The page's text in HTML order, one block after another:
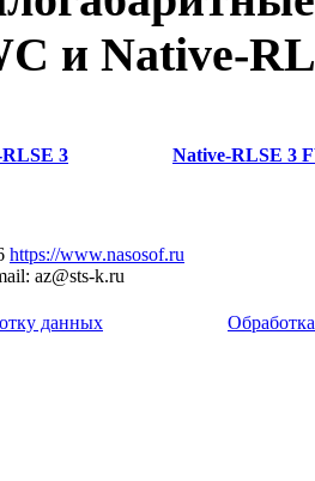
и Native-
3 Native-RLSE 3
https://www.nasosof.ru
az@sts-k.ru
данных